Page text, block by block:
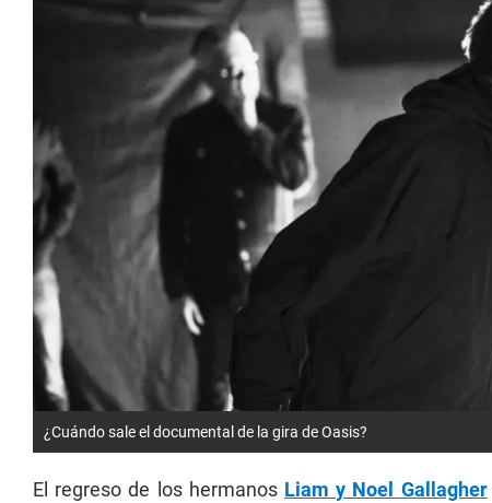
¿Cuándo sale el documental de la gira de Oasis?
El regreso de los hermanos Liam y Noel Gallagher